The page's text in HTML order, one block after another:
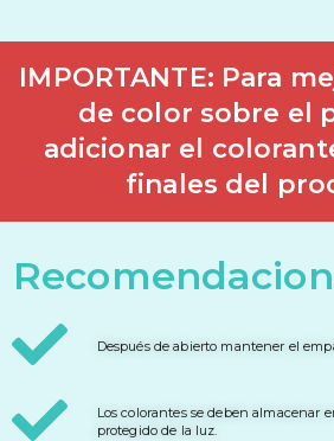
IMPORTANTE: Para
de color sobre el
adicionar el
finales del
Después de abierto mantener el
Los colorantes se deben almacenar
protegido de la luz.